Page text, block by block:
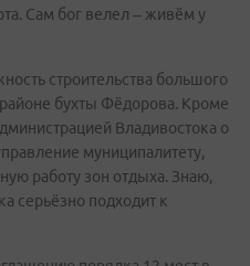
Сам бог велел – живём у
строительства большого
бухты Фёдорова. Кроме
Владивостока о
муниципалитету,
работу зон отдыха. Знаю,
серьёзно подходит к